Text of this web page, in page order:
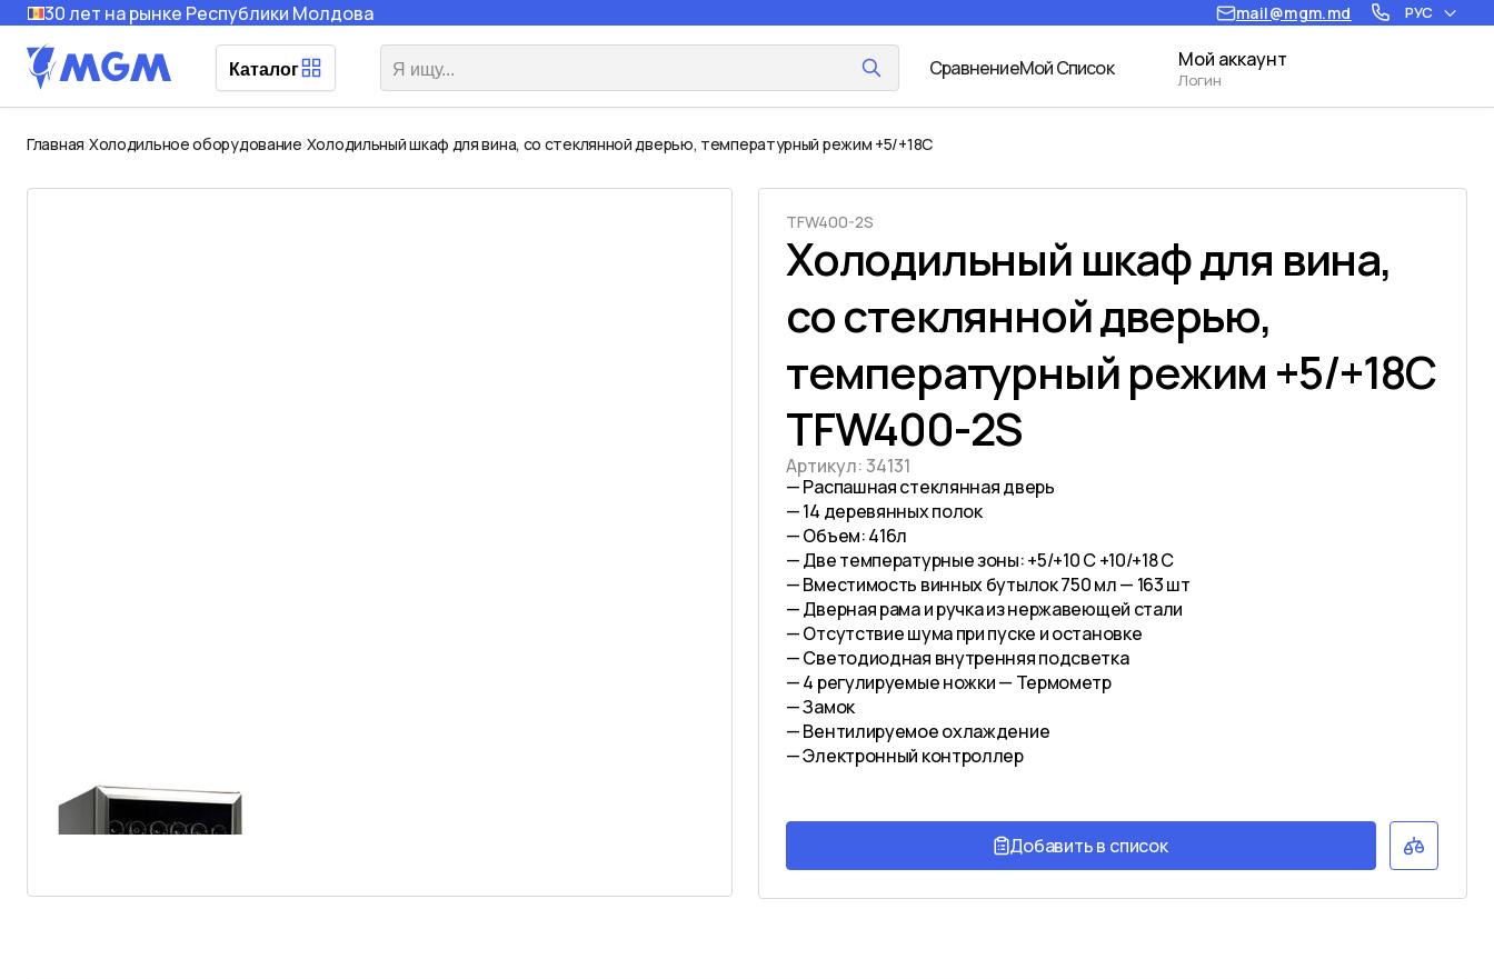
30 лет на рынке Республики Молдова mail@mgm.md РУС
Каталог СравнениеМой Список Мой аккаунт
Логин
Главная Холодильное оборудование Холодильный шкаф для вина, со стеклянной дверью, температурный режим +5/+18C
TFW400-2S
Холодильный шкаф для вина,
со стеклянной дверью,
температурный режим +5/+18C
TFW400-2S
Артикул:34131
— Распашная стеклянная дверь
— 14 деревянных полок
— Объем: 416л
— Две температурные зоны: +5/+10 С +10/+18 С
— Вместимость винных бутылок 750 мл — 163 шт
— Дверная рама и ручка из нержавеющей стали
— Отсутствие шума при пуске и остановке
— Светодиодная внутренняя подсветка
— 4 регулируемые ножки — Термометр
— Замок
— Вентилируемое охлаждение
— Электронный контроллер
Добавить в список